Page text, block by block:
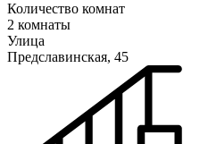
Количество комнат
2 комнаты
Улица
Предславинская, 45